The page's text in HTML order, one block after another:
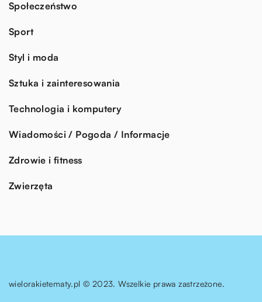
Społeczeństwo
Sport
Styl i moda
Sztuka i zainteresowania
Technologia i komputery
Wiadomości / Pogoda / Informacje
Zdrowie i fitness
Zwierzęta
wielorakietematy.pl © 2023. Wszelkie prawa zastrzeżone.